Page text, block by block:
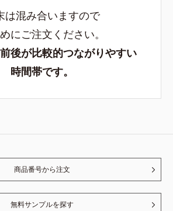
は混み合いますので
にご注文ください。
後が比較的つながりやすい
時間帯です。
商品番号から注文
無料サンプルを探す